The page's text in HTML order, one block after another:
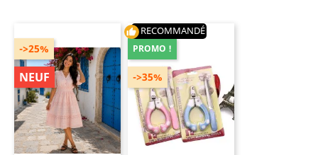
->25%
NEUF
thumb_up RECOMMANDÉ
->35%
PROMO !